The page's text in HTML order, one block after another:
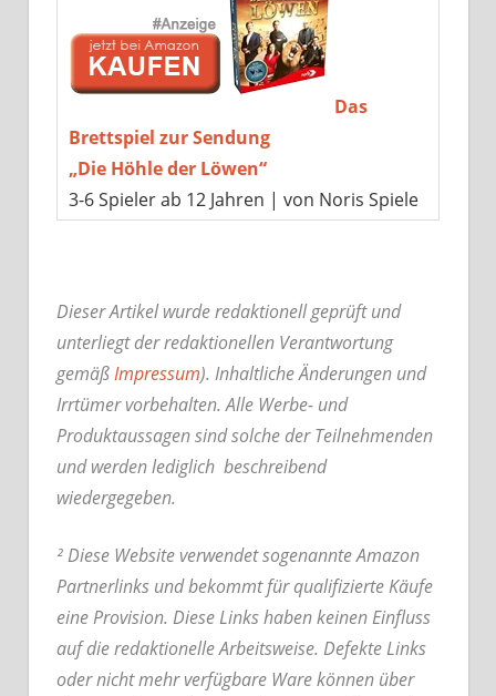
Das
Brettspiel zur Sendung
„Die Höhle der Löwen“
3-6 Spieler ab 12 Jahren | von Noris Spiele
Dieser Artikel wurde redaktionell geprüft und
unterliegt der redaktionellen Verantwortung
gemäßImpressum). Inhaltliche Änderungen und
Irrtümer vorbehalten. Alle Werbe- und
Produktaussagen sind solche der Teilnehmenden
und werden lediglich beschreibend
wiedergegeben.
² Diese Website verwendet sogenannte Amazon
Partnerlinks und bekommt für qualifizierte Käufe
eine Provision. Diese Links haben keinen Einfluss
auf die redaktionelle Arbeitsweise. Defekte Links
oder nicht mehr verfügbare Ware können über